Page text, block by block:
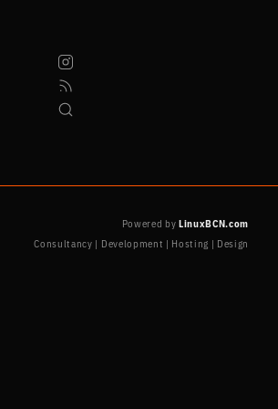
Powered by LinuxBCN.com
Consultancy | Development | Hosting | Design